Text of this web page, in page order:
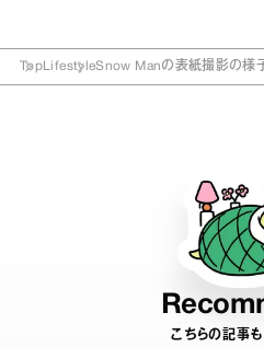
TopLifestyleSnow Manの表紙撮影の
こちらの記事